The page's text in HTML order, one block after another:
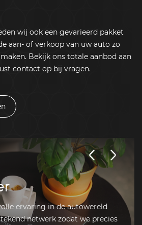
wij ook een gevarieerd pakket
aan- of verkoop van uw auto zo
Bekijk ons totale aanbod aan
contact op bij vragen.
ervaring in de autowereld
netwerk zodat we precies